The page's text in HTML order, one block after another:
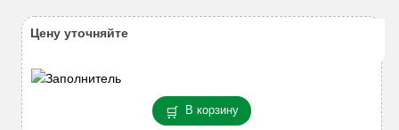
В корзину
Цену уточняйте